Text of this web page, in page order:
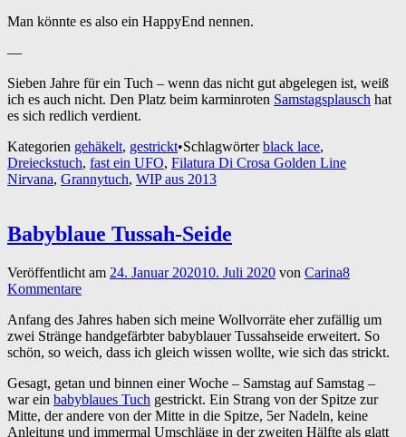
Man könnte es also ein HappyEnd nennen.
—
Sieben Jahre für ein Tuch – wenn das nicht gut abgelegen ist, weiß
ich es auch nicht. Den Platz beim karminroten Samstagsplausch hat
es sich redlich verdient.
Kategorien gehäkelt, gestrickt•Schlagwörterblack lace,
Dreieckstuch, fast ein UFO, Filatura Di Crosa Golden Line
Nirvana, Grannytuch, WIP aus 2013
Babyblaue Tussah-Seide
Veröffentlicht am 24. Januar 202010. Juli 2020 von Carina8
Kommentare
Anfang des Jahres haben sich meine Wollvorräte eher zufällig um
zwei Stränge handgefärbter babyblauer Tussahseide erweitert. So
schön, so weich, dass ich gleich wissen wollte, wie sich das strickt.
Gesagt, getan und binnen einer Woche – Samstag auf Samstag –
war ein babyblaues Tuch gestrickt. Ein Strang von der Spitze zur
Mitte, der andere von der Mitte in die Spitze, 5er Nadeln, keine
Anleitung und immermal Umschläge in der zweiten Hälfte als glatt